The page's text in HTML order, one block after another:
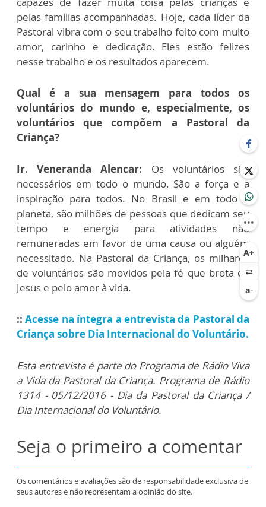
pelas famílias acompanhadas. Hoje, cada líder da
Pastoral vibra com o seu trabalho feito com muito
amor, carinho e dedicação. Eles estão felizes
nesse trabalho e os resultados aparecem.
Qual é a sua mensagem para todos os
voluntários do mundo e, especialmente, os
voluntários que compõem a Pastoral da
Criança?
Ir. Veneranda Alencar: Os voluntários são
necessários em todo o mundo. São a força e a
inspiração para todos. No Brasil e em todo o
planeta, são milhões de pessoas que dedicam seu
tempo e energia para atividades não
remuneradas em favor de uma causa ou alguém
necessitado. Na Pastoral da Criança, os milhares
de voluntários são movidos pela fé que brota de
Jesus e pelo amor à vida.
::Acesse na íntegra a entrevista da Pastoral da
Criança sobre Dia Internacional do Voluntário.
Esta entrevista é parte do Programa de Rádio Viva
a Vida da Pastoral da Criança. Programa de Rádio
1314 - 05/12/2016 - Dia da Pastoral da Criança /
Dia Internacional do Voluntário.
Seja o primeiro a comentar
Os comentários e avaliações são de responsabilidade exclusiva de
seus autores e não representam a opinião do site.